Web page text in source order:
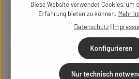
Bitte einloggen um Preise zu sehen
Diese Website verwendet Cookies, um
Erfahrung bieten zu können. Mehr
Datenschutz|
Nur technisch
Konfigurieren